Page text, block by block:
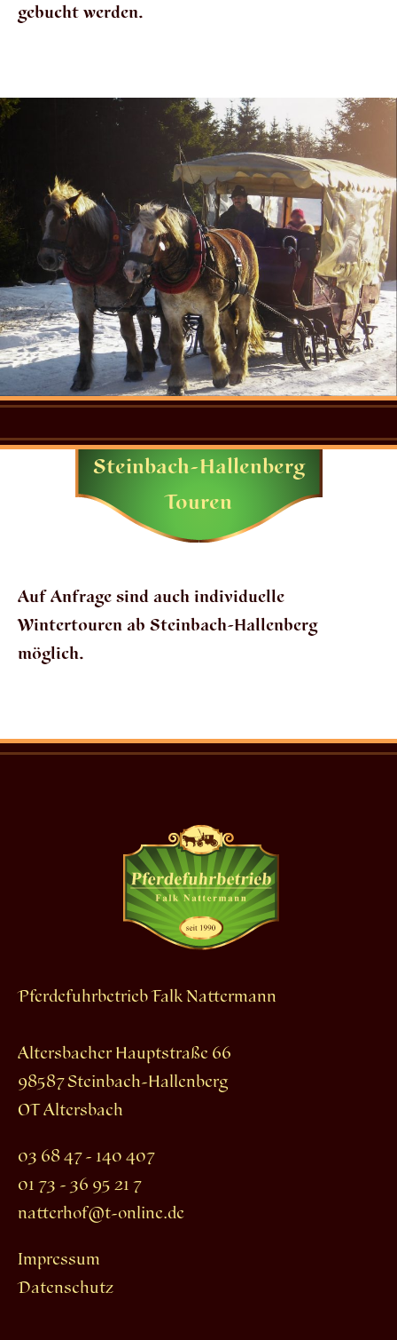
gebucht werden.
Steinbach-Hallenberg
Touren
Auf Anfrage sind auch individuelle
Wintertouren ab Steinbach-Hallenberg
möglich.
Pferdefuhrbetrieb Falk Nattermann
Altersbacher Hauptstraße 66
98587 Steinbach-Hallenberg
OT Altersbach
03 68 47 - 140 407
01 73 - 36 95 21 7
natterhof@t-online.de
Impressum
Datenschutz